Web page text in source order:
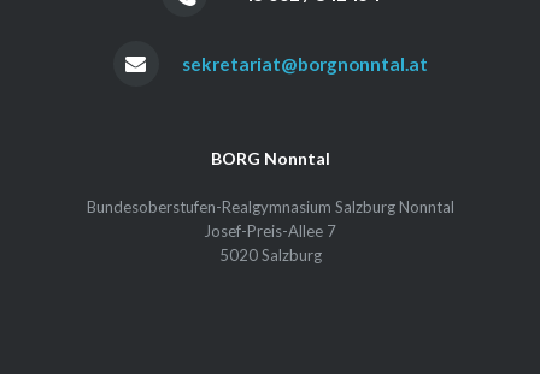
sekretariat@borgnonntal.at
BORG Nonntal
Bundesoberstufen-Realgymnasium Salzburg Nonntal
Josef-Preis-Allee 7
5020 Salzburg